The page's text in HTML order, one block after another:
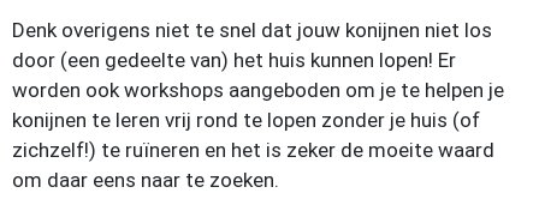
Denk overigens niet te snel dat jouw konijnen niet los
door (een gedeelte van) het huis kunnen lopen! Er
worden ook workshops aangeboden om je te helpen je
konijnen te leren vrij rond te lopen zonder je huis (of
zichzelf!) te ruïneren en het is zeker de moeite waard
om daar eens naar te zoeken.